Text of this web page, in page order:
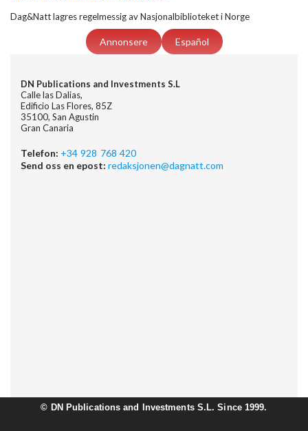
Dag&Natt lagres regelmessig av Nasjonalbiblioteket i Norge
Annonsere Español
DN Publications and Investments S.L
Calle las Dalias,
Edificio Las Flores, 85Z
35100, San Agustin
Gran Canaria
Telefon: +34 928 768 420
Send oss en epost: redaksjonen@dagnatt.com
© DN Publications and Investments S.L. Since 1999.